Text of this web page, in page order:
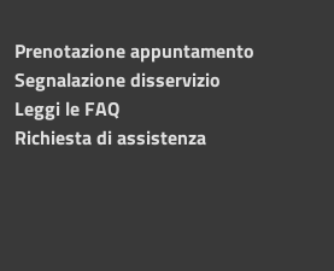
Prenotazione appuntamento
Segnalazione disservizio
Leggi le FAQ
Richiesta di assistenza